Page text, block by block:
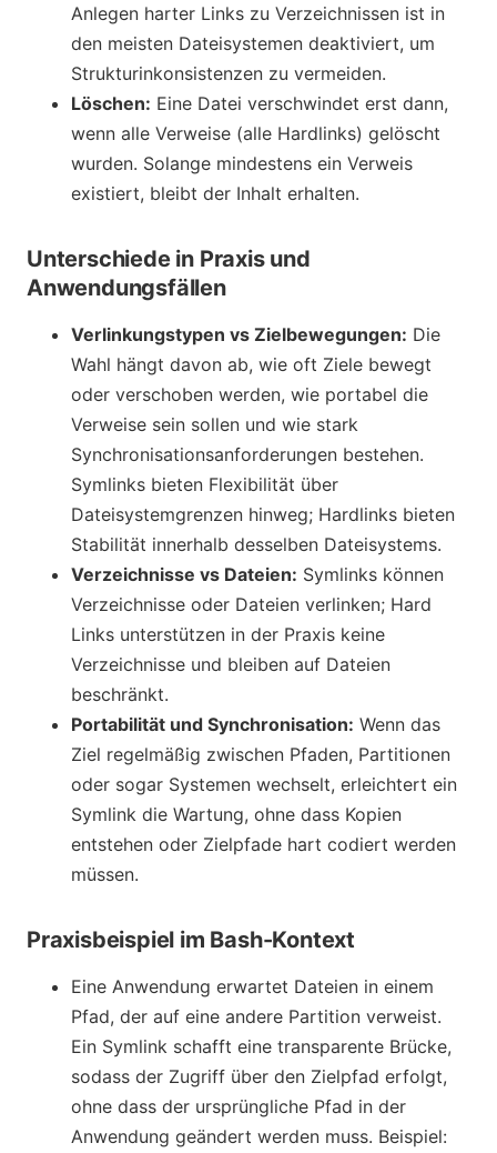
Anlegen harter Links zu Verzeichnissen ist in
den meisten Dateisystemen deaktiviert, um
Strukturinkonsistenzen zu vermeiden.
Löschen: Eine Datei verschwindet erst dann,
wenn alle Verweise (alle Hardlinks) gelöscht
wurden. Solange mindestens ein Verweis
existiert, bleibt der Inhalt erhalten.
Unterschiede in Praxis und
Anwendungsfällen
Verlinkungstypen vs Zielbewegungen: Die
Wahl hängt davon ab, wie oft Ziele bewegt
oder verschoben werden, wie portabel die
Verweise sein sollen und wie stark
Synchronisationsanforderungen bestehen.
Symlinks bieten Flexibilität über
Dateisystemgrenzen hinweg; Hardlinks bieten
Stabilität innerhalb desselben Dateisystems.
Verzeichnisse vs Dateien: Symlinks können
Verzeichnisse oder Dateien verlinken; Hard
Links unterstützen in der Praxis keine
Verzeichnisse und bleiben auf Dateien
beschränkt.
Portabilität und Synchronisation: Wenn das
Ziel regelmäßig zwischen Pfaden, Partitionen
oder sogar Systemen wechselt, erleichtert ein
Symlink die Wartung, ohne dass Kopien
entstehen oder Zielpfade hart codiert werden
müssen.
Praxisbeispiel im Bash-Kontext
Eine Anwendung erwartet Dateien in einem
Pfad, der auf eine andere Partition verweist.
Ein Symlink schafft eine transparente Brücke,
sodass der Zugriff über den Zielpfad erfolgt,
ohne dass der ursprüngliche Pfad in der
Anwendung geändert werden muss. Beispiel: